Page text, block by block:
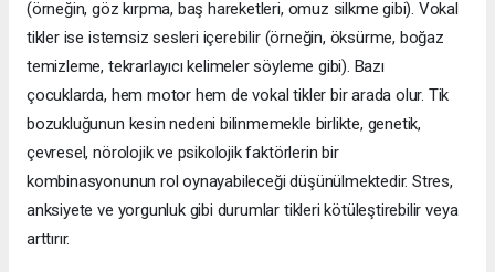
(örneğin, göz kırpma, baş hareketleri, omuz silkme gibi). Vokal
tikler ise istemsiz sesleri içerebilir (örneğin, öksürme, boğaz
temizleme, tekrarlayıcı kelimeler söyleme gibi). Bazı
çocuklarda, hem motor hem de vokal tikler bir arada olur. Tik
bozukluğunun kesin nedeni bilinmemekle birlikte, genetik,
çevresel, nörolojik ve psikolojik faktörlerin bir
kombinasyonunun rol oynayabileceği düşünülmektedir. Stres,
anksiyete ve yorgunluk gibi durumlar tikleri kötüleştirebilir veya
arttırır.